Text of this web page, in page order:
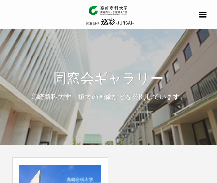
同窓会ギャラリー
高崎商科大学、短大の画像などを公開しています。